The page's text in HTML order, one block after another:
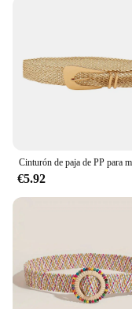
€5.92